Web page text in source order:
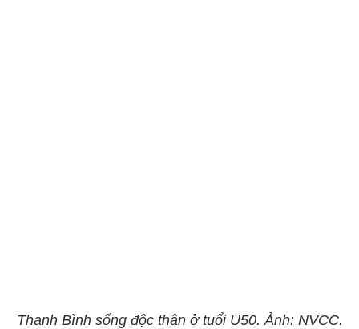
Thanh Bình sống độc thân ở tuổi U50. Ảnh: NVCC.